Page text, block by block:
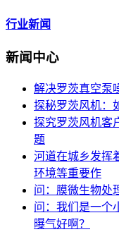
行业新闻
新闻中心
解决罗茨真空泵
探秘罗茨风机：
探究罗茨风机客
题
河道在城乡发挥
环境等重要作
问：膜微生物处
问：我们是一个
曝气好啊？